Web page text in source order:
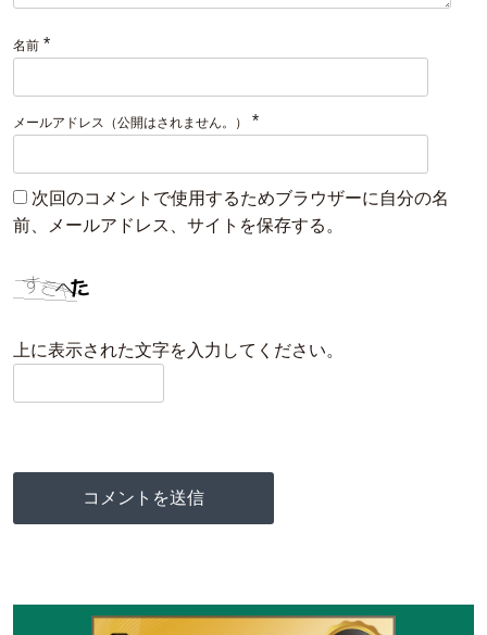
名前 *
メールアドレス（公開はされません。） *
次回のコメントで使用するためブラウザーに自分の名
前、メールアドレス、サイトを保存する。
上に表示された文字を入力してください。